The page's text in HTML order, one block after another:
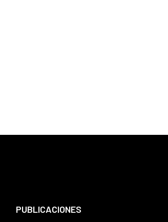
PUBLICACIONES